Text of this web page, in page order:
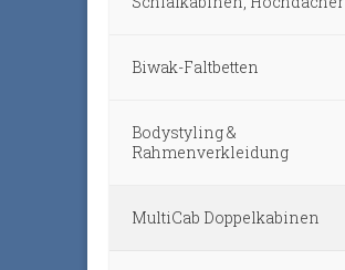
Biwak-Faltbetten
Bodystyling &
Rahmenverkleidung
MultiCab Doppelkabinen